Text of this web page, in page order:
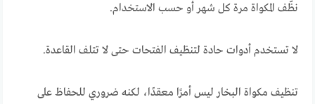
نظّف المكواة مرة كل شهر أو حسب الاستخدام.
لا تستخدم أدوات حادة لتنظيف الفتحات حتى لا تتلف القاعدة.
تنظيف مكواة البخار ليس أمرًا معقدًا، لكنه ضروري للحفاظ على